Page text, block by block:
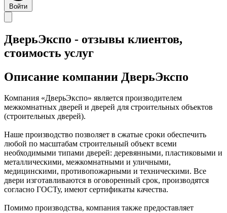
Войти
ДверьЭкспо - отзывы клиентов,
стоимость услуг
Описание компании ДверьЭкспо
Компания «ДверьЭкспо» является производителем
межкомнатных дверей и дверей для строительных объектов
(строительных дверей).
Наше производство позволяет в сжатые сроки обеспечить
любой по масштабам строительный объект всеми
необходимыми типами дверей: деревянными, пластиковыми и
металлическими, межкомнатными и уличными,
медицинскими, противопожарными и техническими. Все
двери изготавливаются в оговоренный срок, производятся
согласно ГОСТу, имеют сертификаты качества.
Помимо производства, компания также предоставляет